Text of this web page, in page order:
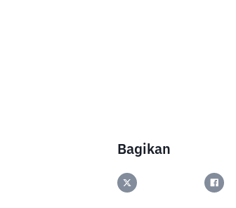
Bagikan